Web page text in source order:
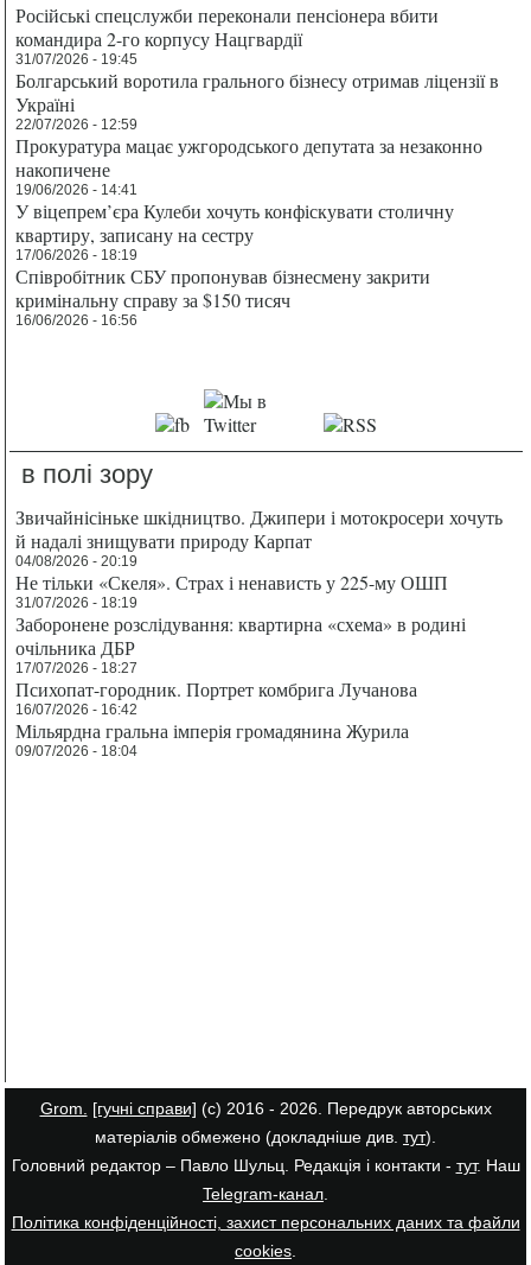
Російські спецслужби переконали пенсіонера вбити
командира 2-го корпусу Нацгвардії
31/07/2026 - 19:45
Болгарський воротила грального бізнесу отримав ліцензії в
Україні
22/07/2026 - 12:59
Прокуратура мацає ужгородського депутата за незаконно
накопичене
19/06/2026 - 14:41
У віцепрем’єра Кулеби хочуть конфіскувати столичну
квартиру, записану на сестру
17/06/2026 - 18:19
Співробітник СБУ пропонував бізнесмену закрити
кримінальну справу за $150 тисяч
16/06/2026 - 16:56
в полі зору
Звичайнісіньке шкідництво. Джипери і мотокросери хочуть
й надалі знищувати природу Карпат
04/08/2026 - 20:19
Не тільки «Скеля». Страх і ненависть у 225-му ОШП
31/07/2026 - 18:19
Заборонене розслідування: квартирна «схема» в родині
очільника ДБР
17/07/2026 - 18:27
Психопат-городник. Портрет комбрига Лучанова
16/07/2026 - 16:42
Мільярдна гральна імперія громадянина Журила
09/07/2026 - 18:04
Grom. [гучні справи] (с) 2016 - 2026. Передрук авторських
матеріалів обмежено (докладніше див. тут).
Головний редактор – Павло Шульц. Редакція і контакти - тут. Наш
Telegram-канал
Політика конфіденційності, захист персональних даних та файли
cookies